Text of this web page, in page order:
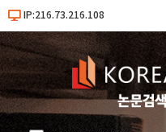
IP:216.73.216.108